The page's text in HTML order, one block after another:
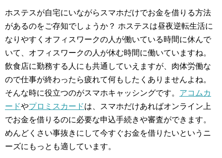
ホステスが自宅にいながらスマホだけでお金を借りる方法
があるのをご存知でしょうか？ ホステスは昼夜逆転生活に
なりやすくオフィスワークの人が働いている時間に休んで
いて、オフィスワークの人が休む時間に働いていますね。
飲食店に勤務する人にも共通していえますが、肉体労働な
ので仕事が終わったら疲れて何もしたくありませんよね。
そんな時に役立つのがスマホキャッシングです。 アコムカ
ードやプロミスカードは、スマホだけあればオンライン上
でお金を借りるのに必要な申込手続きや審査ができます。
めんどくさい事抜きにして今すぐお金を借りたいというニ
ーズにもっとも適しています。